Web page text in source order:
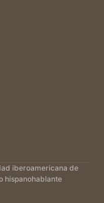
iberoamericana de
hispanohablante